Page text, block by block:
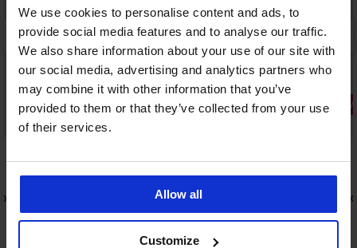
We use cookies to personalise content and ads, to
provide social media features and to analyse our traffic.
We also share information about your use of our site with
our social media, advertising and analytics partners who
may combine it with other information that you’ve
provided to them or that they’ve collected from your use
of their services.
Allow all
Customize
Deluxe
-25% ALL25
Podprsenka Spacer Flexicup Dotted
749 Kč kód: ALL25
3+1
Brazilky
499 Kč